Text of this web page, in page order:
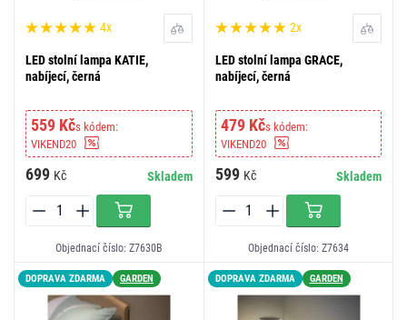
4x
LED stolní lampa KATIE,
nabíjecí, černá
559 Kčs kódem:
VIKEND20
699 Kč Skladem
Objednací číslo: Z7630B
2x
LED stolní lampa GRACE,
nabíjecí, černá
479 Kčs kódem:
VIKEND20
599 Kč Skladem
Objednací číslo: Z7634
DOPRAVA ZDARMA GARDEN DOPRAVA ZDARMA GARDEN